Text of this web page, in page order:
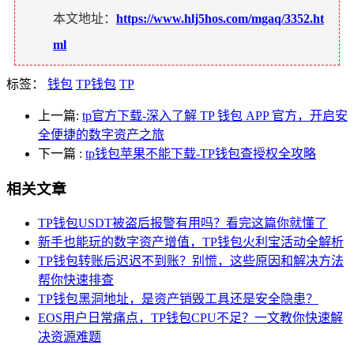
本文地址： https://www.hlj5hos.com/mgaq/3352.ht
ml
标签： 钱包 TP钱包 TP
上一篇: tp官方下载-深入了解 TP 钱包 APP 官方，开启安
全便捷的数字资产之旅
下一篇 : tp钱包苹果不能下载-TP钱包查授权全攻略
相关文章
TP钱包USDT被盗后报警有用吗？看完这篇你就懂了
新手也能玩的数字资产增值，TP钱包火利宝活动全解析
TP钱包转账后迟迟不到账？别慌，这些原因和解决方法
帮你快速排查
TP钱包黑洞地址，是资产销毁工具还是安全隐患？
EOS用户日常痛点，TP钱包CPU不足？一文教你快速解
决资源难题